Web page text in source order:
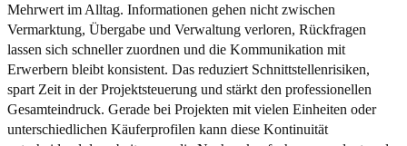
Mehrwert im Alltag. Informationen gehen nicht zwischen
Vermarktung, Übergabe und Verwaltung verloren, Rückfragen
lassen sich schneller zuordnen und die Kommunikation mit
Erwerbern bleibt konsistent. Das reduziert Schnittstellenrisiken,
spart Zeit in der Projektsteuerung und stärkt den professionellen
Gesamteindruck. Gerade bei Projekten mit vielen Einheiten oder
unterschiedlichen Käuferprofilen kann diese Kontinuität